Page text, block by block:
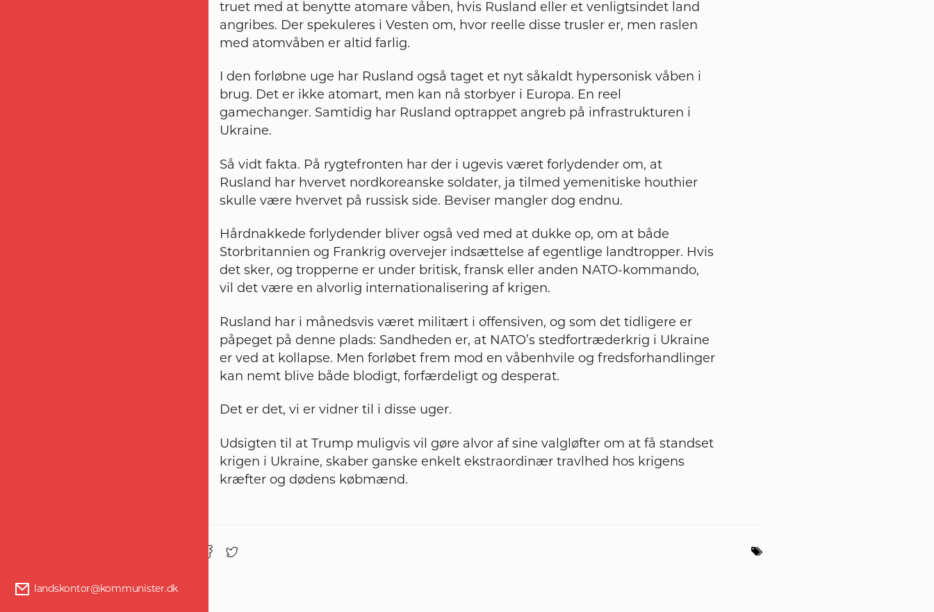
landskontor@kommunister.dk
truet med at benytte atomare våben, hvis Rusland eller et venligtsindet land
angribes. Der spekuleres i Vesten om, hvor reelle disse trusler er, men raslen
med atomvåben er altid farlig.
I den forløbne uge har Rusland også taget et nyt såkaldt hypersonisk våben i
brug. Det er ikke atomart, men kan nå storbyer i Europa. En reel
gamechanger. Samtidig har Rusland optrappet angreb på infrastrukturen i
Ukraine.
Så vidt fakta. På rygtefronten har der i ugevis været forlydender om, at
Rusland har hvervet nordkoreanske soldater, ja tilmed yemenitiske houthier
skulle være hvervet på russisk side. Beviser mangler dog endnu.
Hårdnakkede forlydender bliver også ved med at dukke op, om at både
Storbritannien og Frankrig overvejer indsættelse af egentlige landtropper. Hvis
det sker, og tropperne er under britisk, fransk eller anden NATO-kommando,
vil det være en alvorlig internationalisering af krigen.
Rusland har i månedsvis været militært i offensiven, og som det tidligere er
påpeget på denne plads: Sandheden er, at NATO’s stedfortræderkrig i Ukraine
er ved at kollapse. Men forløbet frem mod en våbenhvile og fredsforhandlinger
kan nemt blive både blodigt, forfærdeligt og desperat.
Det er det, vi er vidner til i disse uger.
Udsigten til at Trump muligvis vil gøre alvor af sine valgløfter om at få standset
krigen i Ukraine, skaber ganske enkelt ekstraordinær travlhed hos krigens
kræfter og dødens købmænd.